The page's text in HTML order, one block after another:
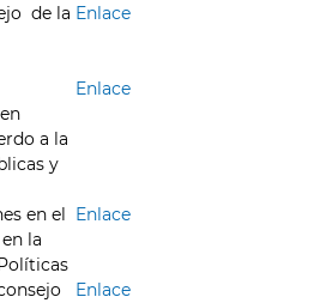
de la Enlace
a la
y
Enlace
en el
la
Enlace
Enlace